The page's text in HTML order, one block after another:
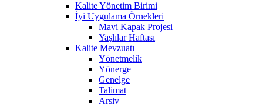
Kalite Yönetim Birimi
İyi Uygulama Örnekleri
Mavi Kapak Projesi
Yaşlılar Haftası
Kalite Mevzuatı
Yönetmelik
Yönerge
Genelge
Talimat
Arşiv